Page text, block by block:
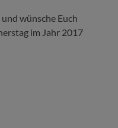
wünsche Euch
im Jahr 2017